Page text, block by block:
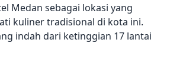
Medan sebagai lokasi yang
kuliner tradisional di kota ini.
indah dari ketinggian 17 lantai